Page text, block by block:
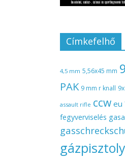
Címkefelhő
4,5 mm 5,56x45 mm
PAK 9 mm r knall
assault rifle ccw eu
fegyverviselés
gázpisztoly